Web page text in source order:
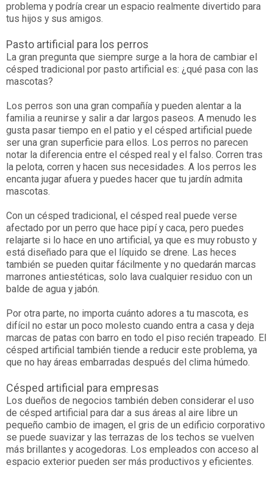
problema y podría crear un espacio realmente divertido para
tus hijos y sus amigos.
Pasto artificial para los perros
La gran pregunta que siempre surge a la hora de cambiar el
césped tradicional por pasto artificial es: ¿qué pasa con las
mascotas?
Los perros son una gran compañía y pueden alentar a la
familia a reunirse y salir a dar largos paseos. A menudo les
gusta pasar tiempo en el patio y el césped artificial puede
ser una gran superficie para ellos. Los perros no parecen
notar la diferencia entre el césped real y el falso. Corren tras
la pelota, corren y hacen sus necesidades. A los perros les
encanta jugar afuera y puedes hacer que tu jardín admita
mascotas.
Con un césped tradicional, el césped real puede verse
afectado por un perro que hace pipí y caca, pero puedes
relajarte si lo hace en uno artificial, ya que es muy robusto y
está diseñado para que el líquido se drene. Las heces
también se pueden quitar fácilmente y no quedarán marcas
marrones antiestéticas, solo lava cualquier residuo con un
balde de agua y jabón.
Por otra parte, no importa cuánto adores a tu mascota, es
difícil no estar un poco molesto cuando entra a casa y deja
marcas de patas con barro en todo el piso recién trapeado. El
césped artificial también tiende a reducir este problema, ya
que no hay áreas embarradas después del clima húmedo.
Césped artificial para empresas
Los dueños de negocios también deben considerar el uso
de césped artificial para dar a sus áreas al aire libre un
pequeño cambio de imagen, el gris de un edificio corporativo
se puede suavizar y las terrazas de los techos se vuelven
más brillantes y acogedoras. Los empleados con acceso al
espacio exterior pueden ser más productivos y eficientes.